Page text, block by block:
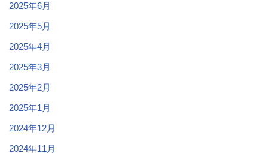
2025年6月
2025年5月
2025年4月
2025年3月
2025年2月
2025年1月
2024年12月
2024年11月